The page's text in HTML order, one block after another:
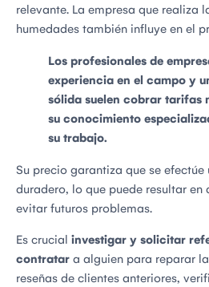
relevante. La empresa que realiza
humedades también influye en el
Los profesionales de
experiencia en el campo y
sólida suelen cobrar tarifas
su conocimiento
su trabajo.
Su precio garantiza que se
duradero, lo que puede resultar en
evitar futuros problemas.
Es crucial investigar y solicitar
contratar a alguien para reparar
reseñas de clientes anteriores,